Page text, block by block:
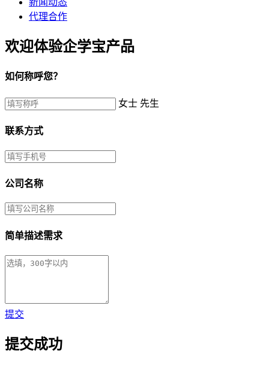
代理合作
欢迎体验企学宝产品
如何称呼您？
女士 先生
联系方式
公司名称
简单描述需求
提交
提交成功